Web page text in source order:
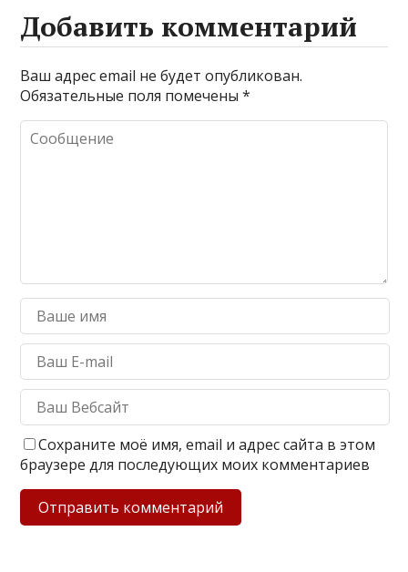
Добавить комментарий
Ваш адрес email не будет опубликован.
Обязательные поля помечены*
Сохраните моё имя, email и адрес сайта в этом
браузере для последующих моих комментариев